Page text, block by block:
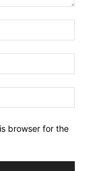
browser for the